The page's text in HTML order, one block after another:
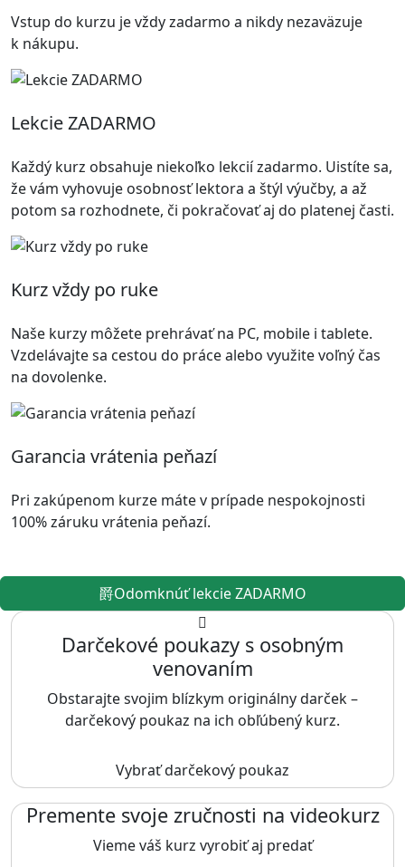
Vstup do kurzu je vždy zadarmo a nikdy nezaväzuje
k nákupu.
Lekcie ZADARMO
Každý kurz obsahuje niekoľko lekcií zadarmo. Uistíte sa,
že vám vyhovuje osobnosť lektora a štýl výučby, a až
potom sa rozhodnete, či pokračovať aj do platenej časti.
Kurz vždy po ruke
Naše kurzy môžete prehrávať na PC, mobile i tablete.
Vzdelávajte sa cestou do práce alebo využite voľný čas
na dovolenke.
Garancia vrátenia peňazí
Pri zakúpenom kurze máte v prípade nespokojnosti
100% záruku vrátenia peňazí.
Odomknúť lekcie ZADARMO
Darčekové poukazy s osobným
venovaním
Obstarajte svojim blízkym originálny darček –
darčekový poukaz na ich obľúbený kurz.
Vybrať darčekový poukaz
Premente svoje zručnosti na videokurz
Vieme váš kurz vyrobiť aj predať